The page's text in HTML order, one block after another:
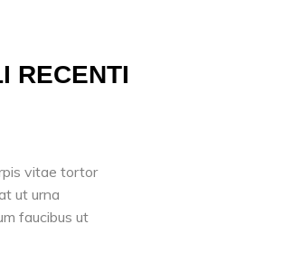
RECENTI
vitae tortor
ut urna
faucibus ut